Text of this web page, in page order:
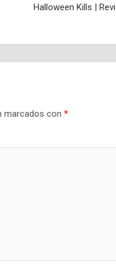
Halloween Kills |
marcados con *